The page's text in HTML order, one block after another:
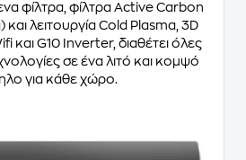
φίλτρα, φίλτρα Active Carbon
λειτουργία Cold Plasma, 3D
και G10 Inverter, διαθέτει όλες
σε ένα λιτό και κομψό
για κάθε χώρο.